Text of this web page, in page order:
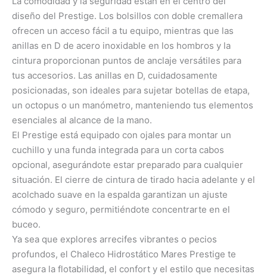
diseño del Prestige. Los bolsillos con doble cremallera
ofrecen un acceso fácil a tu equipo, mientras que las
anillas en D de acero inoxidable en los hombros y la
cintura proporcionan puntos de anclaje versátiles para
tus accesorios. Las anillas en D, cuidadosamente
posicionadas, son ideales para sujetar botellas de etapa,
un octopus o un manómetro, manteniendo tus elementos
esenciales al alcance de la mano.
El Prestige está equipado con ojales para montar un
cuchillo y una funda integrada para un corta cabos
opcional, asegurándote estar preparado para cualquier
situación. El cierre de cintura de tirado hacia adelante y el
acolchado suave en la espalda garantizan un ajuste
cómodo y seguro, permitiéndote concentrarte en el
buceo.
Ya sea que explores arrecifes vibrantes o pecios
profundos, el Chaleco Hidrostático Mares Prestige te
asegura la flotabilidad, el confort y el estilo que necesitas